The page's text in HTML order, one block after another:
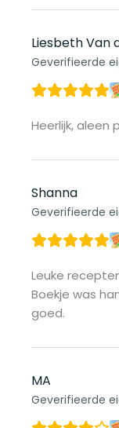
Liesbeth Van
Geverifieerde
Heerlijk,
Shanna
Geverifieerde
Leuke
Boekje was
goed.
MA
Geverifieerde